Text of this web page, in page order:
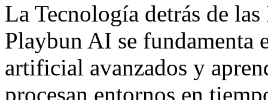
La Tecnología detrás de
Playbun AI se fundamenta
artificial avanzados y
procesan entornos en